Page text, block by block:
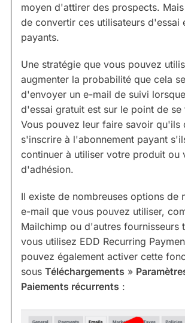
moyen d'attirer des prospects.
de convertir ces utilisateurs d'essai
payants.
Une stratégie que vous pouvez
augmenter la probabilité que cela
d'envoyer un e-mail de suivi
d'essai gratuit est sur le point de se
Vous pouvez leur faire savoir qu'ils
s'inscrire à l'abonnement payant
continuer à utiliser votre produit ou
d'adhésion.
Il existe de nombreuses options de
e-mail que vous pouvez utiliser,
Mailchimp ou d'autres fournisseurs
vous utilisez EDD Recurring
pouvez également activer cette
sous Téléchargements »
Paiements récurrents :